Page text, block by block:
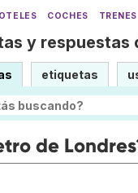
COCHES TRENES
y respuestas
etiquetas
de